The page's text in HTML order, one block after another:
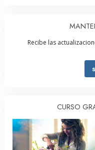
Recibe las
CURSO